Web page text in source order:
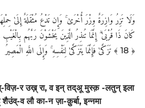
وَلَا تَزِرُ وَازِرَةٌ وِزْرَ أُخْرَىٰ ۚ وَإِن تَدْعُ مُثْقَلَةٌ إِلَىٰ
كَانَ ذَا قُرْبَىٰ ۗ إِنَّمَا تُنذِرُ الَّذِينَ يَخْشَوْنَ رَبَّهُم
تَزَكَّىٰ فَإِنَّمَا يَتَزَكَّىٰ لِنَفْسِهِ ۚ وَإِلَى اللَّهِ الْمَصِيرُ ﴾ 18 ﴿
विज़-र उख़् रा, व इन् तद्अू मुस्क़ -लतुन् इला
शैउंव्-व लौ का-न ज़ा-क़ुर्बा, इन्नमा